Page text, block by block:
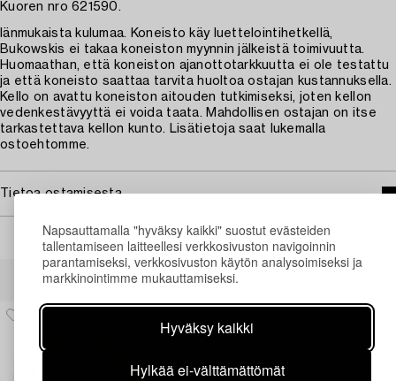
Napsauttamalla "hyväksy kaikki" suostut evästeiden
tallentamiseen laitteellesi verkkosivuston navigoinnin
parantamiseksi, verkkosivuston käytön analysoimiseksi ja
markkinointimme mukauttamiseksi.
Hyväksy kaikki
Hylkää ei-välttämättömät
Kuoren nro 621590.
Iänmukaista kulumaa. Koneisto käy luettelointihetkellä,
Bukowskis ei takaa koneiston myynnin jälkeistä toimivuutta.
Huomaathan, että koneiston ajanottotarkkuutta ei ole testattu
ja että koneisto saattaa tarvita huoltoa ostajan kustannuksella.
Kello on avattu koneiston aitouden tutkimiseksi, joten kellon
vedenkestävyyttä ei voida taata. Mahdollisen ostajan on itse
tarkastettava kellon kunto. Lisätietoja saat lukemalla
ostoehtomme.
Tietoa ostamisesta
Muiden katsomia kohteita